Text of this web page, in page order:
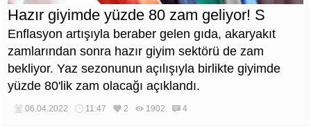
Hazır giyimde yüzde 80 zam geliyor! S
Enflasyon artışıyla beraber gelen gıda, akaryakıt
zamlarından sonra hazır giyim sektörü de zam
bekliyor. Yaz sezonunun açılışıyla birlikte giyimde
yüzde 80'lik zam olacağı açıklandı.
06.04.2022 11:47 2 1902 4